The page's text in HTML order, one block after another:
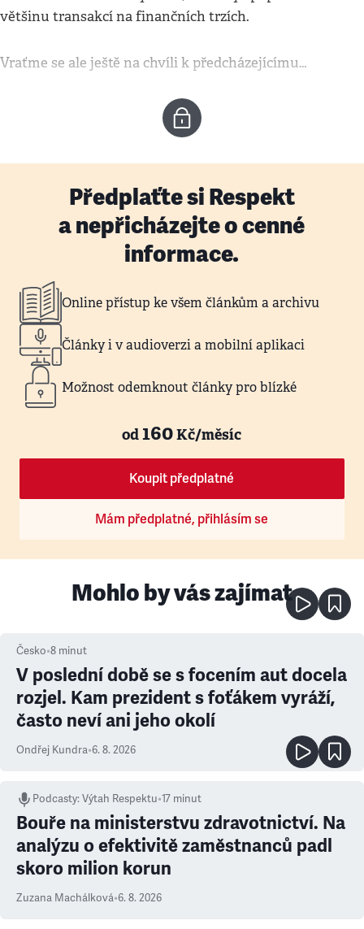
většinu transakcí na finančních trzích.
Vraťme se ale ještě na chvíli k předcházejícímu…
Předplaťte si Respekt
a nepřicházejte o cenné
informace.
Online přístup ke všem článkům a archivu
Články i v audioverzi a mobilní aplikaci
Možnost odemknout články pro blízké
od160Kč/měsíc
Koupit předplatné
Mám předplatné, přihlásím se
Mohlo by vás zajímat
Česko•8 minut
V poslední době se s focením aut docela
rozjel. Kam prezident s foťákem vyráží,
často neví ani jeho okolí
Ondřej Kundra•6. 8. 2026
Podcasty:Výtah Respektu•17 minut
Bouře na ministerstvu zdravotnictví. Na
analýzu o efektivitě zaměstnanců padl
skoro milion korun
Zuzana Machálková•6. 8. 2026